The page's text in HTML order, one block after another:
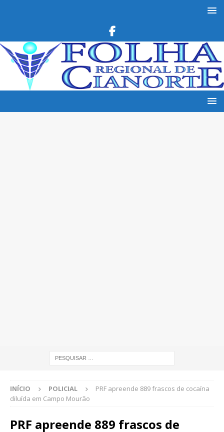
INÍCIO POLICIAL
PRF apreende 889 frascos de cocaína
diluída em Campo Mourão
PRF apreende 889 frascos de